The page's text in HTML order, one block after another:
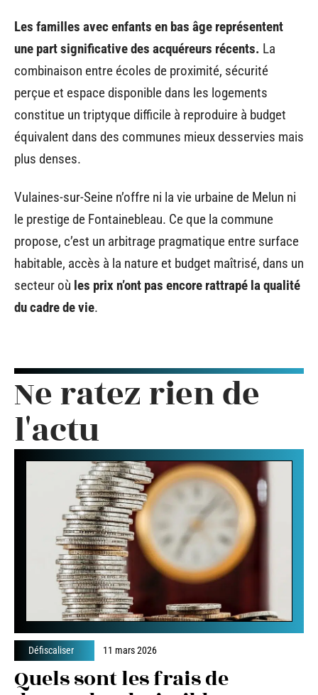
Les familles avec enfants en bas âge représentent
une part significative des acquéreurs récents. La
combinaison entre écoles de proximité, sécurité
perçue et espace disponible dans les logements
constitue un triptyque difficile à reproduire à budget
équivalent dans des communes mieux desservies mais
plus denses.
Vulaines-sur-Seine n’offre ni la vie urbaine de Melun ni
le prestige de Fontainebleau. Ce que la commune
propose, c’est un arbitrage pragmatique entre surface
habitable, accès à la nature et budget maîtrisé, dans un
secteur où les prix n’ont pas encore rattrapé la qualité
du cadre de vie.
Ne ratez rien de
l'actu
Défiscaliser 11 mars 2026
Quels sont les frais de